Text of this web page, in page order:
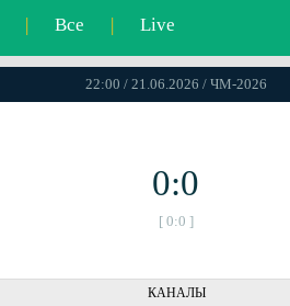
| Все | Live
22:00 / 21.06.2026 / ЧМ-2026
0:0
[ 0:0 ]
КАНАЛЫ